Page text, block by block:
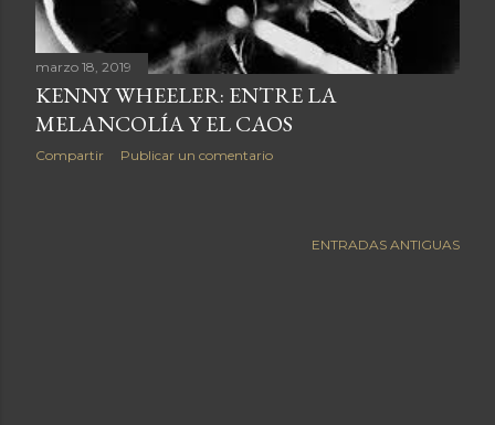
marzo 18, 2019
KENNY WHEELER: ENTRE LA
MELANCOLÍA Y EL CAOS
Compartir Publicar un comentario
ENTRADAS ANTIGUAS